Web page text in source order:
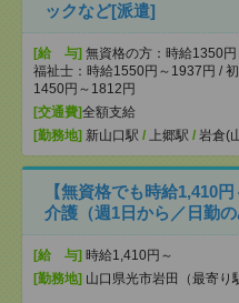
ックなど[派遣]
[給 与] 無資格の方：時給1350
福祉士：時給1550円～1937円 /
1450円～1812円
[交通費]全額支給
[勤務地] 新山口駅 / 上郷駅 / 岩倉(
【無資格でも時給1,410
介護（週1日から／日勤
[給 与] 時給1,410円～
[勤務地] 山口県光市岩田（最寄り